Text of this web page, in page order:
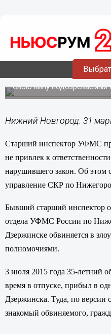
Старший
перед судом за
ответственности
азербайджанца,
Свою вину подозреваемый
Нижний Новгород. 31
Старший инспектор УФМС
не привлек к
нарушившего закон. Об этом
управление СКР по
Бывший старший инспектор
отдела УФМС России по
Дзержинске обвиняется в
полномочиями.
3 июля 2015 года 35-летний
время в отпуске, прибыл в
Дзержинска. Туда, по версии
знакомый обвиняемого,